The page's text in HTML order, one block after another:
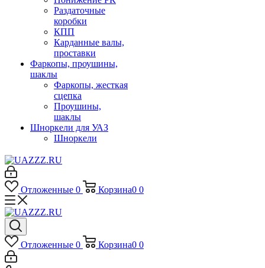
Раздаточные
коробки
КПП
Карданные валы,
проставки
Фаркопы, проушины,
шаклы
Фаркопы, жесткая
сцепка
Проушины,
шаклы
Шноркели для УАЗ
Шноркели
Отложенные 0 Корзина0 0
Отложенные 0 Корзина0 0